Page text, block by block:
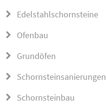
Edelstahlschornsteine
Ofenbau
Grundöfen
Schornsteinsanierungen
Schornsteinbau